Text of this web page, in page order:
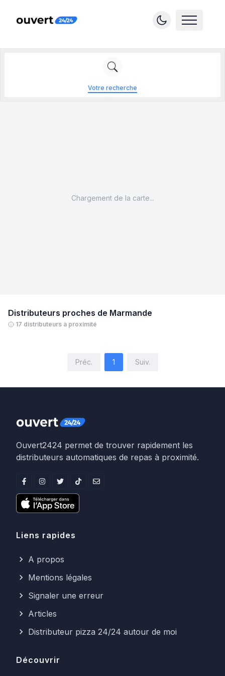
Votre recherche
Distributeurs proches de Marmande
17 distributeurs à proximité
Préc. 1 Suiv.
Chargement de la carte...
Ouvert2424 permet de trouver rapidement les
distributeurs automatiques de repas à proximité.
Liens rapides
A propos
Mentions légales
Signaler une erreur
Articles
Distributeur pizza 24/24 autour de moi
Découvrir